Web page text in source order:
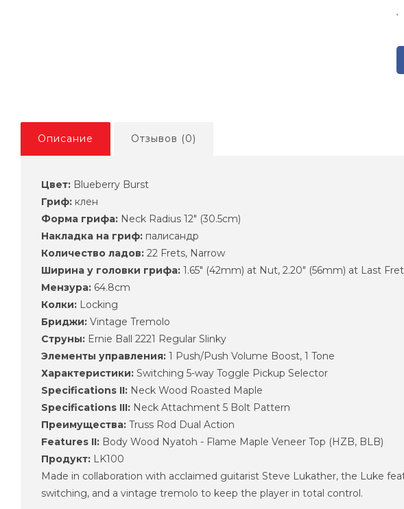
Описание Отзывов (0)
Цвет: Blueberry Burst
Гриф: клен
Форма грифа: Neck Radius 12" (30.5cm)
Накладка на гриф: палисандр
Количество ладов: 22 Frets, Narrow
Ширина у головки грифа: 1.65" (42mm) at Nut, 2.20" (56mm) at Last Fret
Мензура: 64.8cm
Колки: Locking
Бриджи: Vintage Tremolo
Струны: Ernie Ball 2221 Regular Slinky
Элементы управления: 1 Push/Push Volume Boost, 1 Tone
Характеристики: Switching 5-way Toggle Pickup Selector
Specifications II: Neck Wood Roasted Maple
Specifications III: Neck Attachment 5 Bolt Pattern
Преимущества: Truss Rod Dual Action
Features II: Body Wood Nyatoh - Flame Maple Veneer Top (HZB, BLB)
Продукт: LK100
Made in collaboration with acclaimed guitarist Steve Lukather, the Luke
switching, and a vintage tremolo to keep the player in total control.